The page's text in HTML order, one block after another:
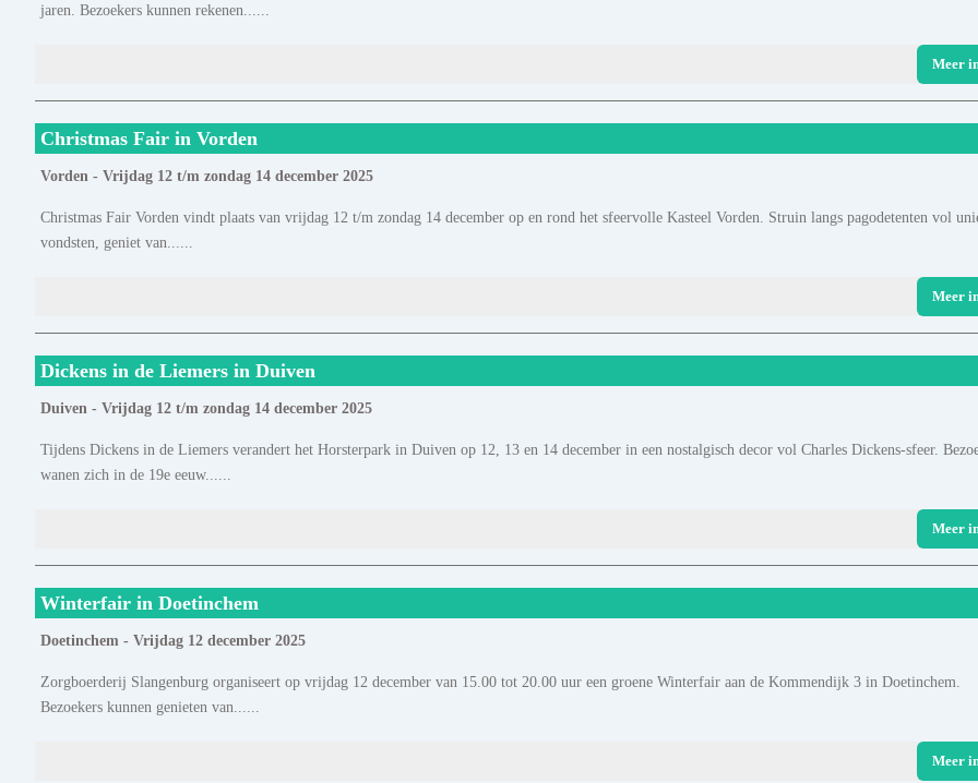
jaren. Bezoekers kunnen rekenen......
Meer
Christmas Fair in Vorden
Vorden - Vrijdag 12 t/m zondag 14 december 2025
Christmas Fair Vorden vindt plaats van vrijdag 12 t/m zondag 14 december op en rond het sfeervolle Kasteel Vorden. Struin langs pagodetenten vol
vondsten, geniet van......
Meer
Dickens in de Liemers in Duiven
Duiven - Vrijdag 12 t/m zondag 14 december 2025
Tijdens Dickens in de Liemers verandert het Horsterpark in Duiven op 12, 13 en 14 december in een nostalgisch decor vol Charles Dickens-sfeer.
wanen zich in de 19e eeuw......
Meer
Winterfair in Doetinchem
Doetinchem - Vrijdag 12 december 2025
Zorgboerderij Slangenburg organiseert op vrijdag 12 december van 15.00 tot 20.00 uur een groene Winterfair aan de Kommendijk 3 in Doetinchem.
Bezoekers kunnen genieten van......
Meer